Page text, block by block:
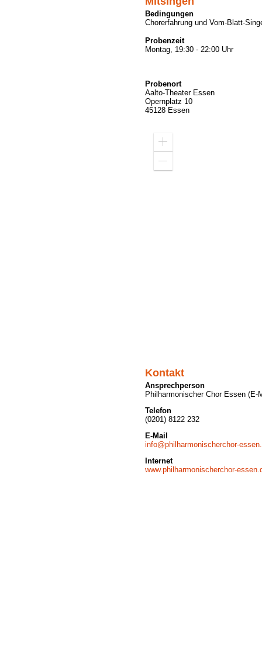
Bedingungen
Chorerfahrung und Vom-Blatt-
Probenzeit
Montag, 19:30 - 22:00 Uhr
Probenort
Aalto-Theater Essen
Opernplatz 10
45128 Essen
Zoom
Kontakt
Ansprechperson
Philharmonischer Chor Essen (E-
Telefon
(0201) 8122 232
E-Mail
info@philharmonischerchor-
Internet
www.philharmonischerchor-